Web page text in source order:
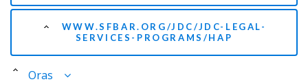
WWW.SFBAR.ORG/JDC/JDC-LEGAL-
SERVICES-PROGRAMS/HAP
Oras